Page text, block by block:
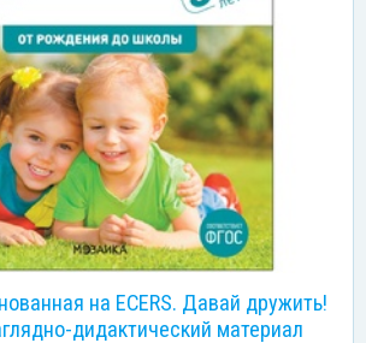
на ECERS. Давай дружить!
дидактический материал